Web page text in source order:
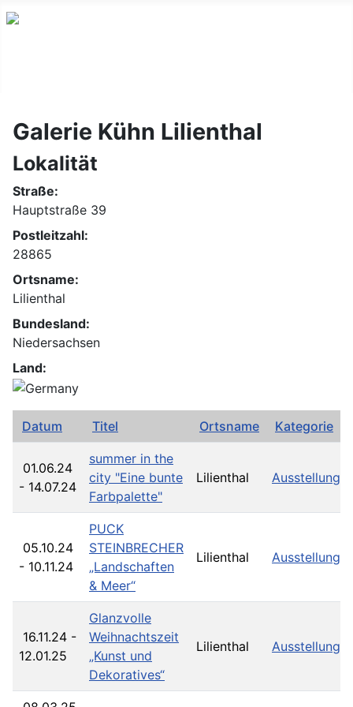
Galerie Kühn Lilienthal
Lokalität
Straße:
Hauptstraße 39
Postleitzahl:
28865
Ortsname:
Lilienthal
Bundesland:
Niedersachsen
Land:
Datum Titel Ortsname Kategorie
01.06.24
- 14.07.24
summer in the
city "Eine bunte
Farbpalette"
Lilienthal
05.10.24
- 10.11.24
PUCK
STEINBRECHER
„Landschaften
& Meer“
Lilienthal
16.11.24 -
12.01.25
Glanzvolle
Weihnachtszeit
„Kunst und
Dekoratives“
Lilienthal